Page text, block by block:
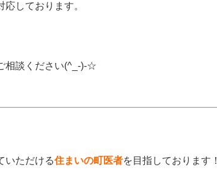
しております。
相談ください(^_-)-☆
いただける住まいの町医者を目指しております！